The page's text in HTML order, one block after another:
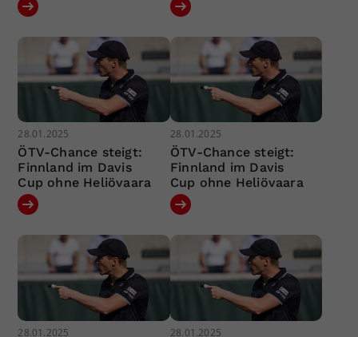
28.01.2025
ÖTV-Chance steigt:
Finnland im Davis
Cup ohne Heliövaara
28.01.2025
ÖTV-Chance steigt:
Finnland im Davis
Cup ohne Heliövaara
28.01.2025 28.01.2025